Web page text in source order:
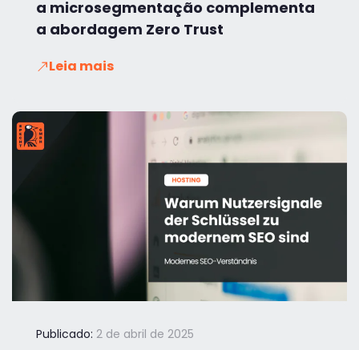
a microsegmentação complementa
a abordagem Zero Trust
Leia mais
Publicado: 2 de abril de 2025